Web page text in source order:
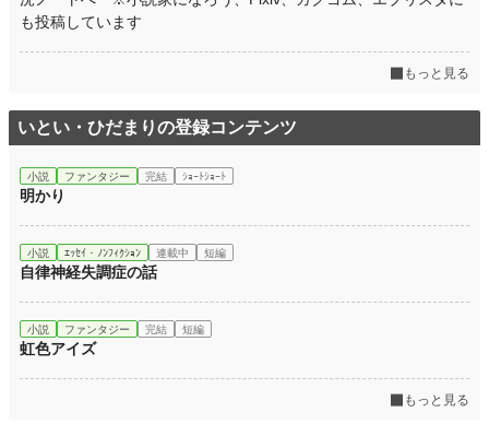
も投稿しています
もっと見る
いとい・ひだまりの登録コンテンツ
小説 ファンタジー 完結 ｼｮｰﾄｼｮｰﾄ
明かり
小説 ｴｯｾｲ・ﾉﾝﾌｨｸｼｮﾝ 連載中 短編
自律神経失調症の話
小説 ファンタジー 完結 短編
虹色アイズ
もっと見る